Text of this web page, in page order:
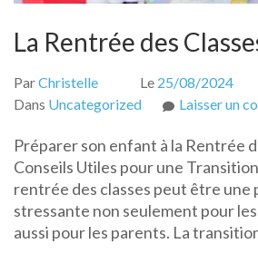
La Rentrée des
ParChristelle Le 25/08/2024
Dans Uncategorized Laisser un
Préparer son enfant à la Rentrée
Conseils Utiles pour une
rentrée des classes peut être une
stressante non seulement pour
aussi pour les parents. La